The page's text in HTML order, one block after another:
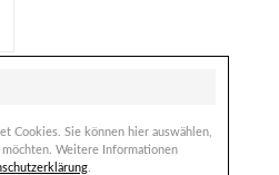
Cookies. Sie können hier auswählen,
Weitere Informationen
.